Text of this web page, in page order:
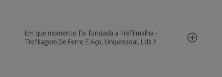
Em que momento foi fundada a Trefilmalha -
Trefilagem De Ferro E Aço, Unipessoal, Lda.?